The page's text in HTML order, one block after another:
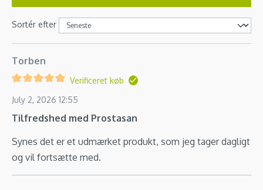
Sortér efter
Torben
Verificeret køb
July 2, 2026 12:55
Tilfredshed med Prostasan
Synes det er et udmærket produkt, som jeg tager dagligt
og vil fortsætte med.